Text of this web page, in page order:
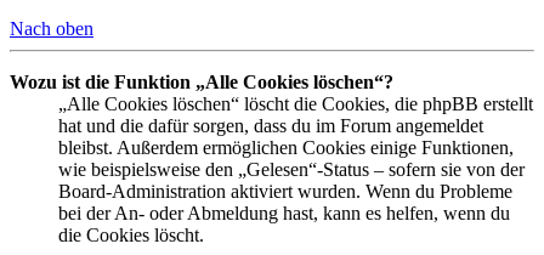
Nach oben
Wozu ist die Funktion „Alle Cookies löschen“?
„Alle Cookies löschen“ löscht die Cookies, die phpBB erstellt
hat und die dafür sorgen, dass du im Forum angemeldet
bleibst. Außerdem ermöglichen Cookies einige Funktionen,
wie beispielsweise den „Gelesen“-Status – sofern sie von der
Board-Administration aktiviert wurden. Wenn du Probleme
bei der An- oder Abmeldung hast, kann es helfen, wenn du
die Cookies löscht.